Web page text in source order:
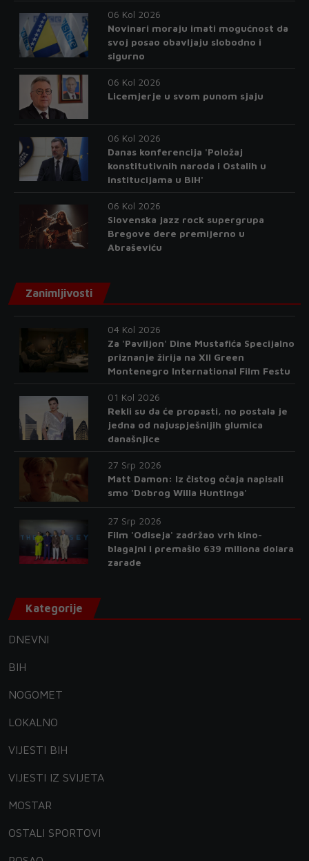
06 Kol 2026
Novinari moraju imati mogućnost da
svoj posao obavljaju slobodno i
sigurno
06 Kol 2026
Licemjerje u svom punom sjaju
06 Kol 2026
Danas konferencija 'Položaj
konstitutivnih naroda i Ostalih u
institucijama u BiH'
06 Kol 2026
Slovenska jazz rock supergrupa
Bregove dere premijerno u
Abraševiću
Zanimljivosti
04 Kol 2026
Za 'Paviljon' Dine Mustafića Specijalno
priznanje žirija na XII Green
Montenegro International Film Festu
01 Kol 2026
Rekli su da će propasti, no postala je
jedna od najuspješnijih glumica
današnjice
27 Srp 2026
Matt Damon: Iz čistog očaja napisali
smo 'Dobrog Willa Huntinga'
27 Srp 2026
Film 'Odiseja' zadržao vrh kino-
blagajni i premašio 639 miliona dolara
zarade
Kategorije
DNEVNI
BIH
NOGOMET
LOKALNO
VIJESTI BIH
VIJESTI IZ SVIJETA
MOSTAR
OSTALI SPORTOVI